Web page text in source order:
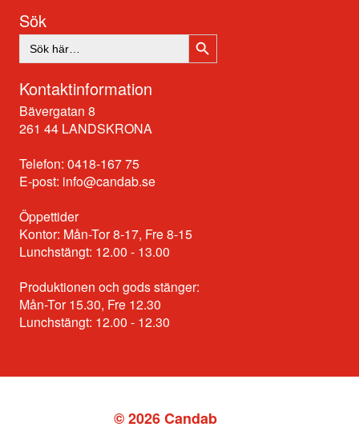
Sök
Sök
efter:
SÖKKNAPP
Kontaktinformation
Bävergatan 8
261 44 LANDSKRONA
Telefon: 0418-167 75
E-post: info@candab.se
Öppettider
Kontor: Mån-Tor 8-17, Fre 8-15
Lunchstängt: 12.00 - 13.00
Produktionen och gods stänger:
Mån-Tor 15.30, Fre 12.30
Lunchstängt: 12.00 - 12.30
© 2026 Candab